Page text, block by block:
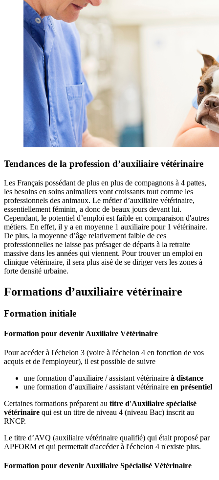
Tendances de la profession d’auxiliaire vétérinaire
Les Français possédant de plus en plus de compagnons à 4 pattes,
les besoins en soins animaliers vont croissants tout comme les
professionnels des animaux. Le métier d’auxiliaire vétérinaire,
essentiellement féminin, a donc de beaux jours devant lui.
Cependant, le potentiel d’emploi est faible en comparaison d'autres
métiers. En effet, il y a en moyenne 1 auxiliaire pour 1 vétérinaire.
De plus, la moyenne d’âge relativement faible de ces
professionnelles ne laisse pas présager de départs à la retraite
massive dans les années qui viennent. Pour trouver un emploi en
clinique vétérinaire, il sera plus aisé de se diriger vers les zones à
forte densité urbaine.
Formations d’auxiliaire vétérinaire
Formation initiale
Formation pour devenir Auxiliaire Vétérinaire
Pour accéder à l'échelon 3 (voire à l'échelon 4 en fonction de vos
acquis et de l'employeur), il est possible de suivre
une formation d’auxiliaire / assistant vétérinaire à distance
une formation d’auxiliaire / assistant vétérinaire en présentiel
Certaines formations préparent au titre d'Auxiliaire spécialisé
vétérinaire qui est un titre de niveau 4 (niveau Bac) inscrit au
RNCP.
Le titre d’AVQ (auxiliaire vétérinaire qualifié) qui était proposé par
APFORM et qui permettait d'accéder à l'échelon 4 n'existe plus.
Formation pour devenir Auxiliaire Spécialisé Vétérinaire